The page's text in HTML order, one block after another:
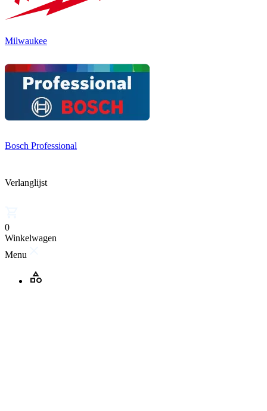
Milwaukee
Bosch Professional
Verlanglijst
0
Winkelwagen
Menu